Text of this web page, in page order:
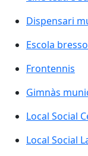
Dispensari
Escola
Escola
Frontennis
Frontennis
Gimnàs
Local Social
Local Social